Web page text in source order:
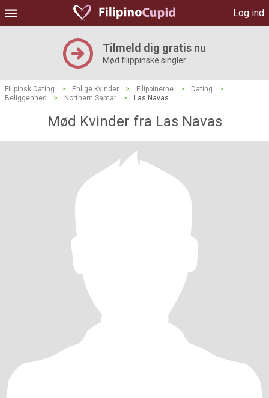
Log ind
Tilmeld dig gratis nu
Mød filippinske singler
Filipinsk Dating > Enlige Kvinder > Filippinerne > Dating
>
Beliggenhed
> Northern Samar > Las Navas
Mød Kvinder fra Las Navas